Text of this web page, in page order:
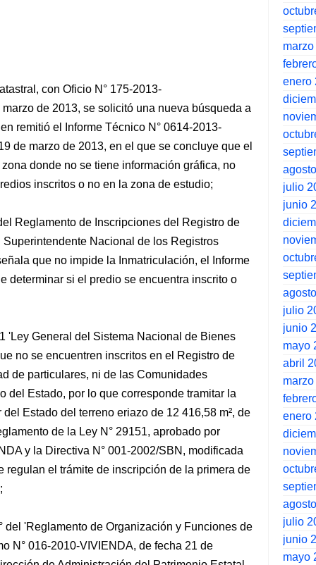
con Oficio N° 175-2013-
de 2013, se solicitó una nueva búsqueda a
remitió el Informe Técnico N° 0614-2013-
de marzo de 2013, en el que se concluye que el
donde no se tiene información gráfica, no
inscritos o no en la zona de estudio;
Reglamento de Inscripciones del Registro de
Nacional de los Registros
que no impide la Inmatriculación, el Informe
determinar si el predio se encuentra inscrito o
'Ley General del Sistema Nacional de Bienes
no se encuentren inscritos en el Registro de
de particulares, ni de las Comunidades
del Estado, por lo que corresponde tramitar la
Estado del terreno eriazo de 12 416,58 m², de
de la Ley N° 29151, aprobado por
y la Directiva N° 001-2002/SBN, modificada
regulan el trámite de inscripción de la primera de
del 'Reglamento de Organización y Funciones de
N° 016-2010-VIVIENDA, de fecha 21 de
enero
julio
junio
julio
junio
mayo
abril
enero
julio
junio
mayo